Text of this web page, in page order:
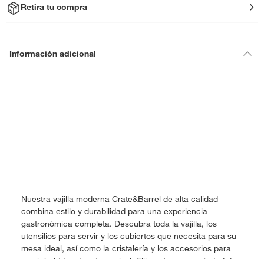
Retira tu compra
Información adicional
Nuestra vajilla moderna Crate&Barrel de alta calidad
combina estilo y durabilidad para una experiencia
gastronómica completa. Descubra toda la vajilla, los
utensilios para servir y los cubiertos que necesita para su
mesa ideal, así como la cristalería y los accesorios para